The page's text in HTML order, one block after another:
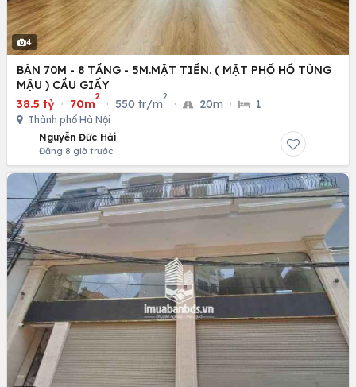
4
BÁN 70M - 8 TẦNG - 5M.MẶT TIỀN. ( MẶT PHỐ HỒ TÙNG
MẬU ) CẦU GIẤY
38.5 tỷ · 70m
2
· 550 tr/m
2
· 20m · 1
Thành phố Hà Nội
Nguyễn Đức Hải
Đăng 8 giờ trước